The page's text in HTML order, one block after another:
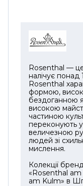
Rosenthal — це
налічує понад
Rosenthal
формою,
бездоганною
високою
частиною
переконують у
величезною
людей зі
мислення.
Колекції
«Rosenthal am
am Kulm» в